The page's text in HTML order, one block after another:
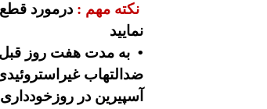
نکته مهم : درمورد
نمایید
• به مدت هفت روز قبل
آسپیرین در روزخودداری